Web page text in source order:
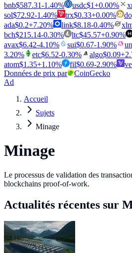
bnb$587.31-1.40% usdc$1+0.00%
sol$72.92-1.40% trx$0.33+0.00%
ada$0.2+7.20% link$8.18-0.40%
bch$215.14-0.30% ltc$45.57+0.90%
avax$6.42-4.10% sui$0.67-1.90%
3.20% etc$6.52-0.30% algo$0.09+
atom$1.35+1.10% fil$0.69-2.90%
Données de prix par
CoinGecko
Ad
Accueil
Sujets
Minage
Minage
Le processus de validation des
blockchains proof-of-work.
Actualités récentes sur